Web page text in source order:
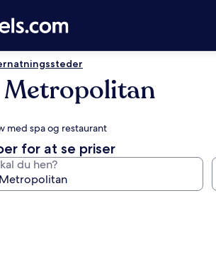
med spa og restaurant
for at se priser
du hen?